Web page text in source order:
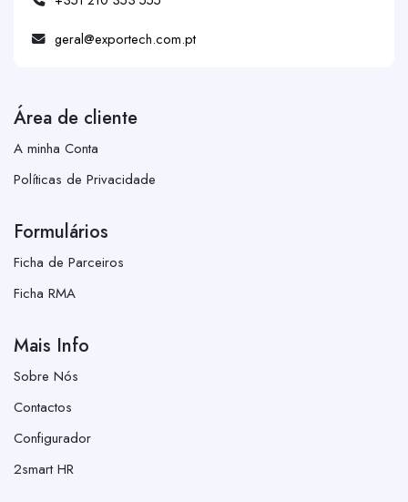
geral@exportech.com.pt
Área de cliente
A minha Conta
Políticas de Privacidade
Formulários
Ficha de Parceiros
Ficha RMA
Mais Info
Sobre Nós
Contactos
Configurador
2smart HR